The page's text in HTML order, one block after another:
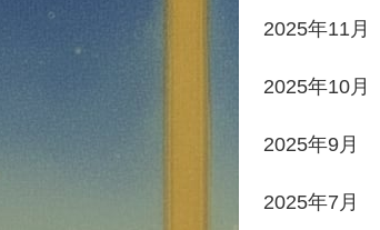
2025年11月
2025年10月
2025年9月
2025年7月